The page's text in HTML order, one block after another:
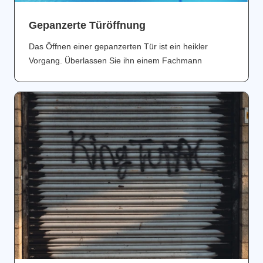
Gepanzerte Türöffnung
Das Öffnen einer gepanzerten Tür ist ein heikler
Vorgang. Überlassen Sie ihn einem Fachmann